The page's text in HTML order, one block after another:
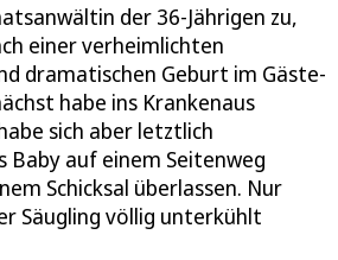
der 36-Jährigen zu,
einer verheimlichten
dramatischen Geburt im Gäste-
habe ins Krankenaus
sich aber letztlich
Baby auf einem Seitenweg
Schicksal überlassen. Nur
Säugling völlig unterkühlt